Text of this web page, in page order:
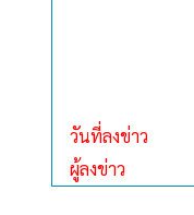
วันที่ลงข่าว
ผู้ลงข่าว